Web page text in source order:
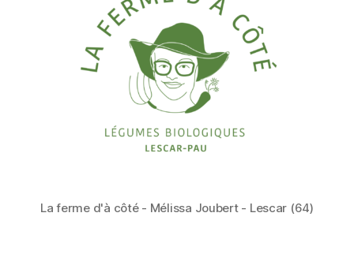
La ferme d'à côté - Mélissa Joubert - Lescar (64)